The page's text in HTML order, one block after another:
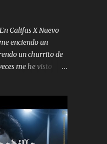
Califas X Nuevo
enciendo un
un churrito de
me he visto
a todos yo les
un malcriado un
no saben nada